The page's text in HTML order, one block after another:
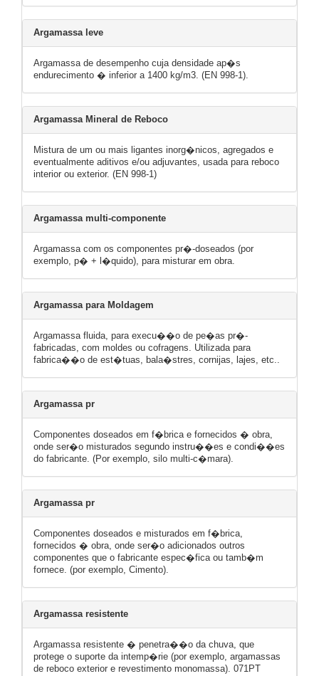
Argamassa leve
Argamassa de desempenho cuja densidade ap�s
endurecimento � inferior a 1400 kg/m3. (EN 998-1).
Argamassa Mineral de Reboco
Mistura de um ou mais ligantes inorg�nicos, agregados e
eventualmente aditivos e/ou adjuvantes, usada para reboco
interior ou exterior. (EN 998-1)
Argamassa multi-componente
Argamassa com os componentes pr�-doseados (por
exemplo, p� + l�quido), para misturar em obra.
Argamassa para Moldagem
Argamassa fluida, para execu��o de pe�as pr�-
fabricadas, com moldes ou cofragens. Utilizada para
fabrica��o de est�tuas, bala�stres, cornijas, lajes, etc..
Argamassa pr
Componentes doseados em f�brica e fornecidos � obra,
onde ser�o misturados segundo instru��es e condi��es
do fabricante. (Por exemplo, silo multi-c�mara).
Argamassa pr
Componentes doseados e misturados em f�brica,
fornecidos � obra, onde ser�o adicionados outros
componentes que o fabricante espec�fica ou tamb�m
fornece. (por exemplo, Cimento).
Argamassa resistente
Argamassa resistente � penetra��o da chuva, que
protege o suporte da intemp�rie (por exemplo, argamassas
de reboco exterior e revestimento monomassa). 071PT